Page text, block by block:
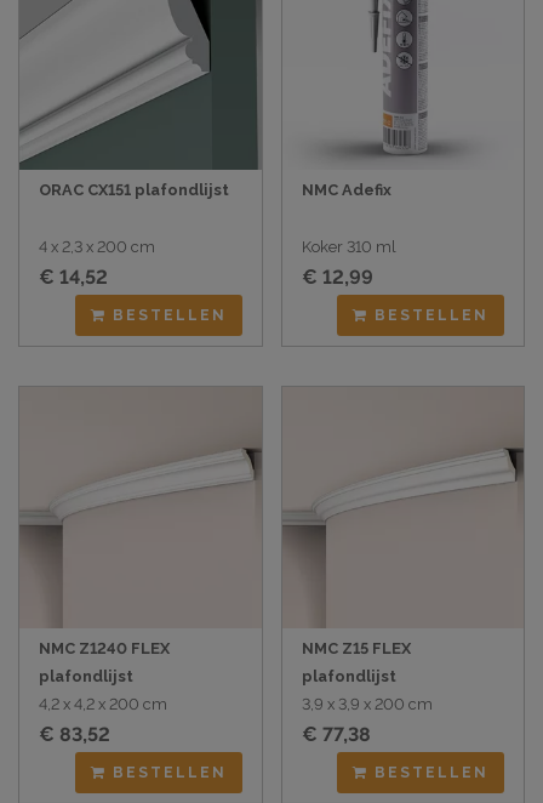
ORAC CX151 plafondlijst
4 x 2,3 x 200 cm
€ 14,52
BESTELLEN
NMC Adefix
Koker 310 ml
€ 12,99
BESTELLEN
NMC Z1240 FLEX
plafondlijst
4,2 x 4,2 x 200 cm
€ 83,52
BESTELLEN
NMC Z15 FLEX
plafondlijst
3,9 x 3,9 x 200 cm
€ 77,38
BESTELLEN